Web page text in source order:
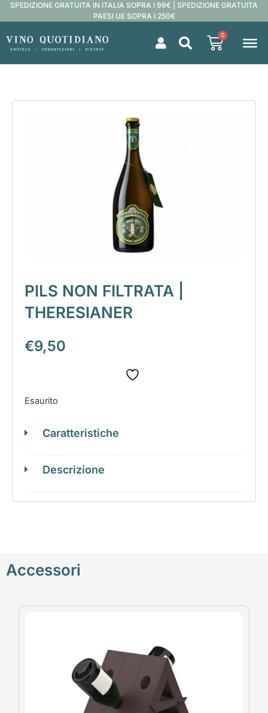
SPEDIZIONE GRATUITA IN ITALIA SOPRA I 99€ | SPEDIZIONE GRATUITA
PAESI UE SOPRA I 250€
0
PILS NON FILTRATA |
THERESIANER
€9,50
Esaurito
Caratteristiche
Descrizione
Accessori